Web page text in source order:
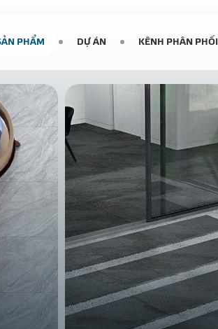
PHẨM DỰ ÁN KÊNH PHÂN PHỐI